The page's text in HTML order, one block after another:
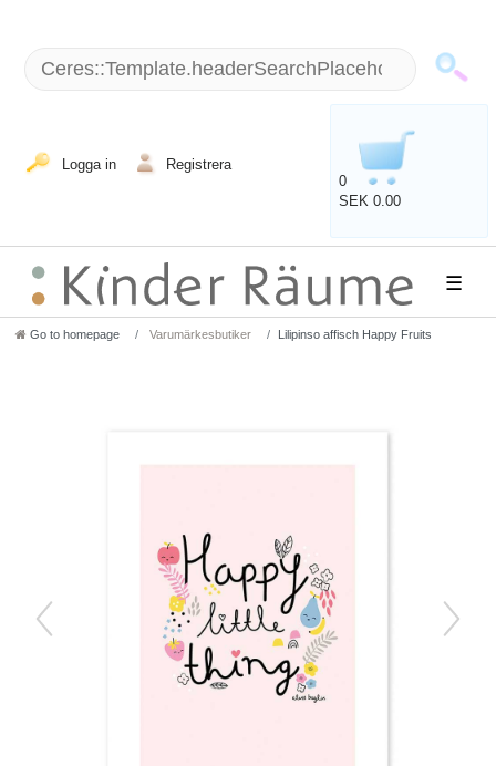
Logga in
Registrera
0
SEK 0.00
☰
Go to homepage Varumärkesbutiker Lilipinso affisch Happy Fruits